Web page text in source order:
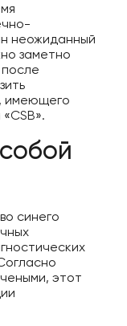
неожиданный
заметно
имеющего
синего
этот